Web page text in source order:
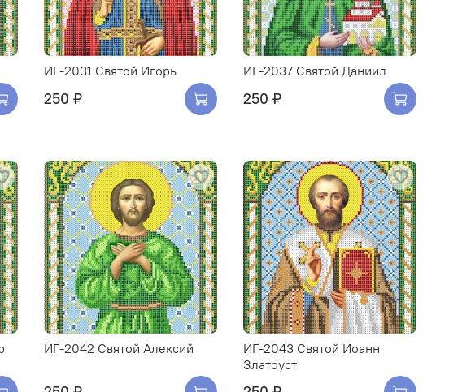
ИГ-2031 Святой Игорь
250 ₽
ИГ-2037 Святой Даниил
250 ₽
ИГ-2042 Святой Алексий
ИГ-2043 Святой Иоанн
Златоуст